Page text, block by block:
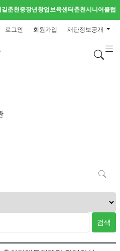
길춘천중장년창업보육센터 춘천시니어클럽
로그인 회원가입 재단정보공개
검
검색